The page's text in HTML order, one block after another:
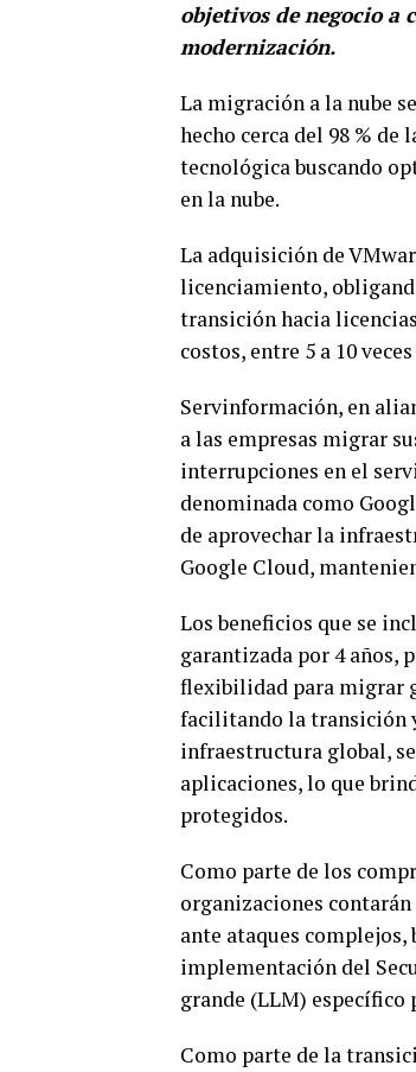
objetivos de negocio a
modernización.
La migración a la nube
hecho cerca del 98 %
tecnológica buscando
en la nube.
La adquisición de
licenciamiento,
transición hacia
costos, entre 5 a 10
Servinformación, en
a las empresas migrar
interrupciones en el
denominada como
de aprovechar la
Google Cloud,
Los beneficios que se
garantizada por 4 años,
flexibilidad para migrar
facilitando la transición
infraestructura global,
aplicaciones, lo que
protegidos.
Como parte de los
organizaciones
ante ataques
implementación del
grande (LLM) específico
Como parte de la